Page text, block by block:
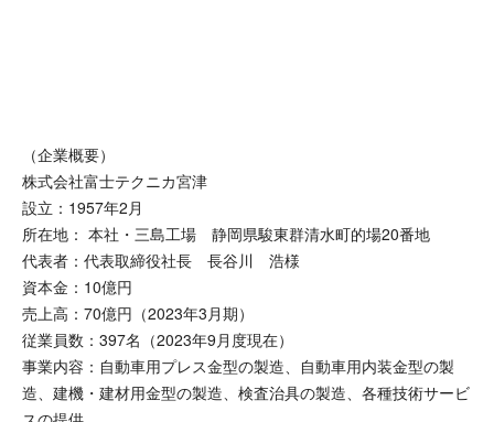
（企業概要）
株式会社富士テクニカ宮津
設立：1957年2月
所在地： 本社・三島工場 静岡県駿東群清水町的場20番地
代表者：代表取締役社長 長谷川 浩様
資本金：10億円
売上高：70億円（2023年3月期）
従業員数：397名（2023年9月度現在）
事業内容：自動車用プレス金型の製造、自動車用内装金型の製
造、建機・建材用金型の製造、検査治具の製造、各種技術サービ